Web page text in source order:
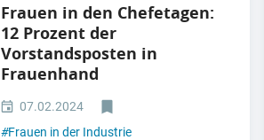
Frauen in den Chefetagen:
12 Prozent der
Vorstandsposten in
Frauenhand
07.02.2024
#Frauen in der Industrie